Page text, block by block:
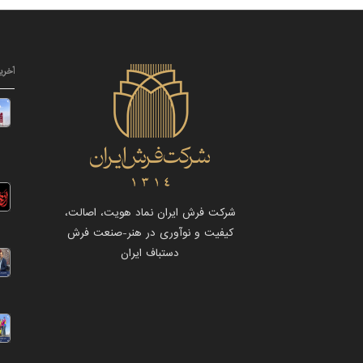
شرکت فرش ایران نماد هویت، اصالت،
کیفیت و نوآوری در هنر-صنعت فرش
دستباف ایران